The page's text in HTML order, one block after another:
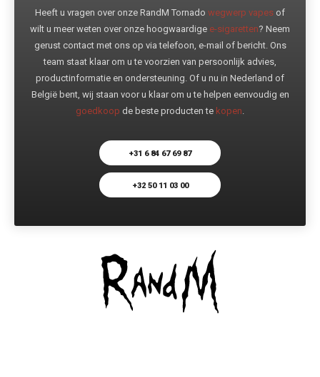
Heeft u vragen over onze RandM Tornado wegwerp vapes of
wilt u meer weten over onze hoogwaardige e-sigaretten? Neem
gerust contact met ons op via telefoon, e-mail of bericht. Ons
team staat klaar om u te voorzien van persoonlijk advies,
productinformatie en ondersteuning. Of u nu in Nederland of
België bent, wij staan voor u klaar om u te helpen eenvoudig en
goedkoop de beste producten te kopen.
+31 6 84 67 69 87
+32 50 11 03 00